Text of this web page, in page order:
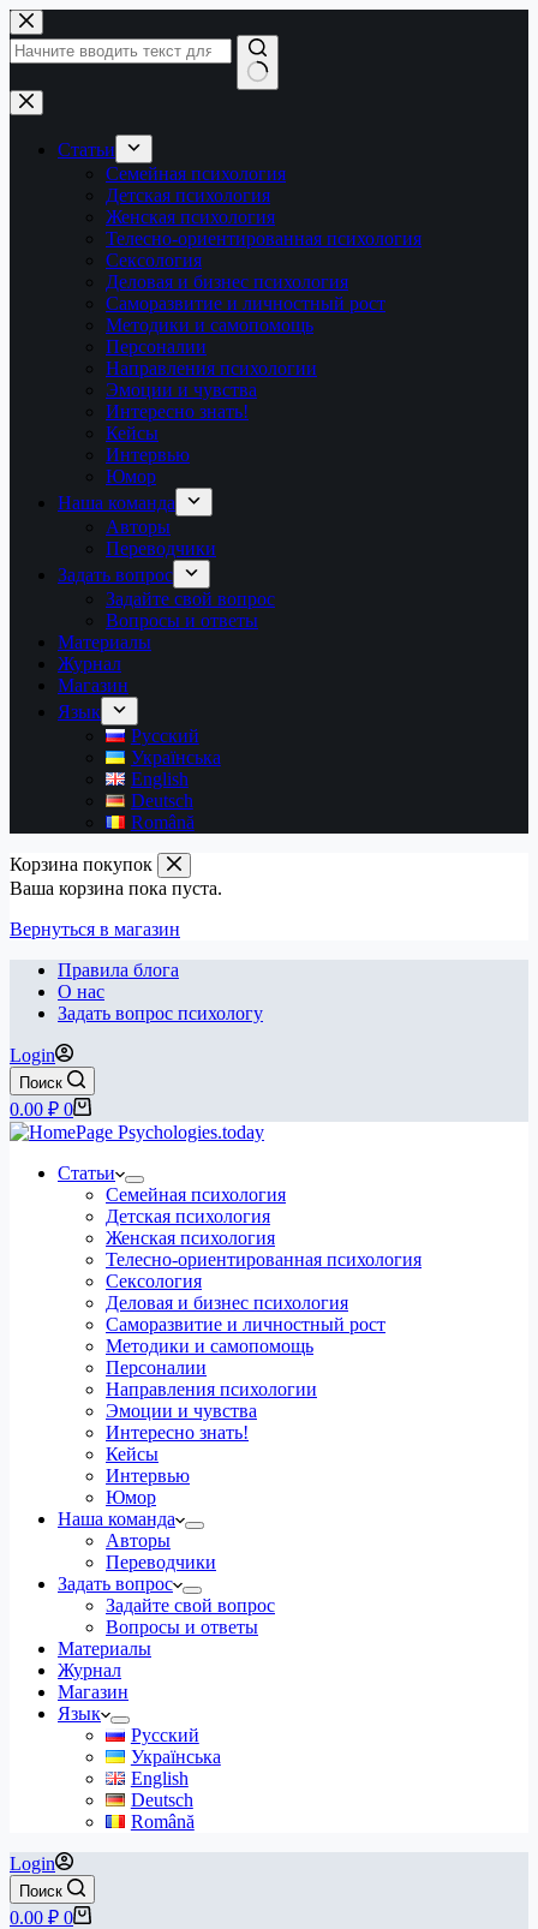
Перейти
к
сути
Ничего
не
найденоСтатьи
Семейная психология
Детская психология
Женская психология
Телесно-ориентированная психология
Сексология
Деловая и бизнес психология
Саморазвитие и личностный рост
Методики и самопомощь
Персоналии
Направления психологии
Эмоции и чувства
Интересно знать!
Кейсы
Интервью
Юмор
Наша команда
Авторы
Переводчики
Задать вопрос
Задайте свой вопрос
Вопросы и ответы
Материалы
Журнал
Магазин
Язык
Русский
Українська
English
Deutsch
Română
Корзина покупок
Ваша корзина пока пуста.
Вернуться в магазин
Правила блога
О нас
Задать вопрос психологу
Login
Поиск
Корзина
0.00 ₽ 0
Статьи
Семейная психология
Детская психология
Женская психология
Телесно-ориентированная психология
Сексология
Деловая и бизнес психология
Саморазвитие и личностный рост
Методики и самопомощь
Персоналии
Направления психологии
Эмоции и чувства
Интересно знать!
Кейсы
Интервью
Юмор
Наша команда
Авторы
Переводчики
Задать вопрос
Задайте свой вопрос
Вопросы и ответы
Материалы
Журнал
Магазин
Язык
Русский
Українська
English
Deutsch
Română
Login
Поиск
Корзина
0.00 ₽ 0